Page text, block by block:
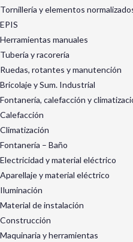
Tornillería y elementos
EPIS
Herramientas manuales
Tubería y racorería
Ruedas, rotantes y manutención
Bricolaje y Sum. Industrial
Fontanería, calefacción y
Calefacción
Climatización
Fontanería – Baño
Electricidad y material eléctrico
Aparellaje y material eléctrico
Iluminación
Material de instalación
Construcción
Maquinaria y herramientas